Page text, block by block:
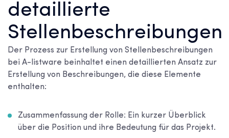
detaillierte
Stellenbeschreibungen
Der Prozess zur Erstellung von Stellenbeschreibungen
bei A-listware beinhaltet einen detaillierten Ansatz zur
Erstellung von Beschreibungen, die diese Elemente
enthalten:
Zusammenfassung der Rolle: Ein kurzer Überblick
über die Position und ihre Bedeutung für das Projekt.